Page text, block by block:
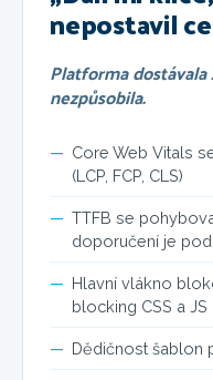
nepostavil
Platforma
nezpůsobila.
Core Web Vitals
(LCP, FCP, CLS)
TTFB se
doporučení je
Hlavní vlákno
blocking CSS a JS
Dědičnost šablon